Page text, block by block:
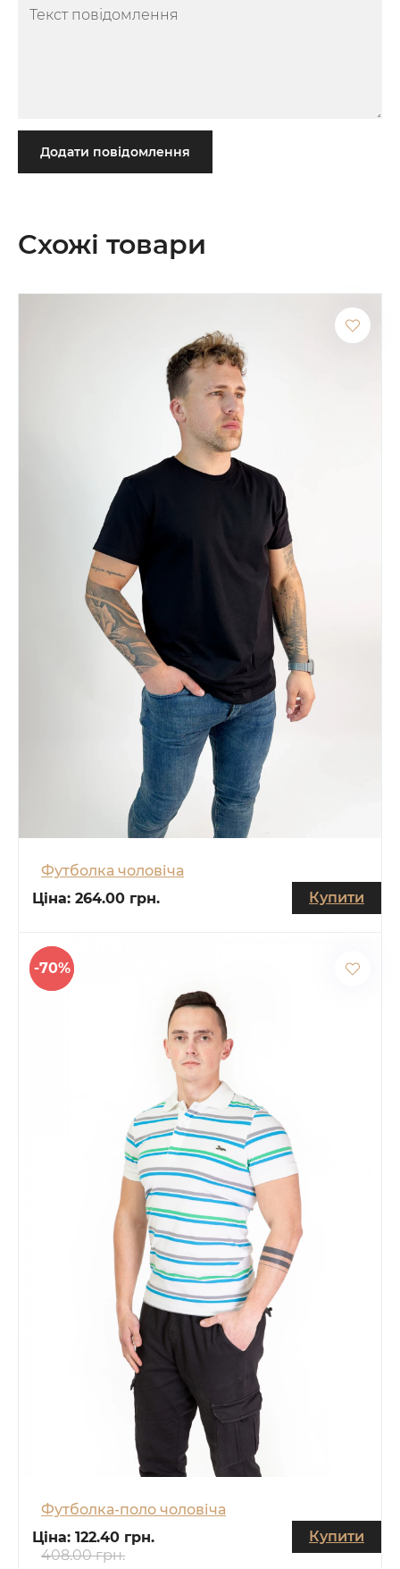
Додати повідомлення
Схожі товари
Футболка чоловіча
Ціна: 264.00 грн. Купити
-70%
Футболка-поло чоловіча
Ціна: 122.40 грн.
408.00 грн.
Купити